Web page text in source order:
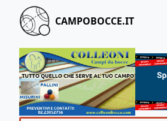
CAMPOBOCCE.IT
HOME
OFFERTA
SEGNALA UN